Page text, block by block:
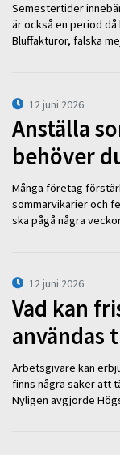
Semestertider
är också en period
Bluffakturor, falska
12 juni 2026
Anställa
behöver
Många företag
sommarvikarier och
ska pågå några
12 juni 2026
Vad kan
användas
Arbetsgivare kan
finns några saker att
Nyligen avgjorde